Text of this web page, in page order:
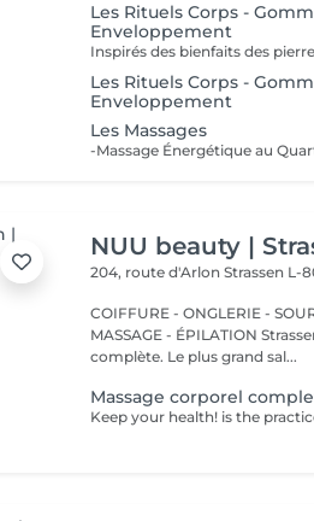
Les Rituels Corps -
Enveloppement
Les Rituels Corps -
Enveloppement
Les Massages
NUU beauty |
204, route d'ArlonStrassen L-
COIFFURE - ONGLERIE -
MASSAGE - ÉPILATION Strassen, c'est NUU dans sa version la plus
complète. Le plus grand sal...
Massage corporel